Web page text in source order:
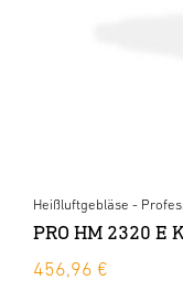
Heißluftgebläse -
PRO HM 2320 E
456,96 €